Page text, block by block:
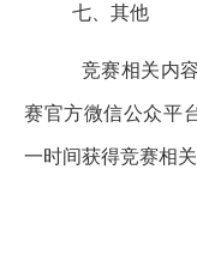
七、其他
竞赛相关内
赛官方微信公众平
一时间获得竞赛相